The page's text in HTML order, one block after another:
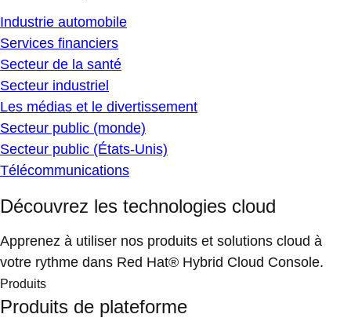
Industrie automobile
Services financiers
Secteur de la santé
Secteur industriel
Les médias et le divertissement
Secteur public (monde)
Secteur public (États-Unis)
Télécommunications
Découvrez les technologies cloud
Apprenez à utiliser nos produits et solutions cloud à
votre rythme dans Red Hat® Hybrid Cloud Console.
Produits
Produits de plateforme